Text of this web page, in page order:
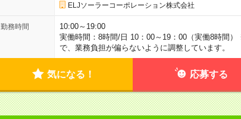
ELJソーラーコーポレーション株式会社
勤務時間
10:00～19:00
実働時間：8時間/日 10：00～19：00（実働8時間
で、業務負担が偏らないように調整しています。
気になる！ 応募する